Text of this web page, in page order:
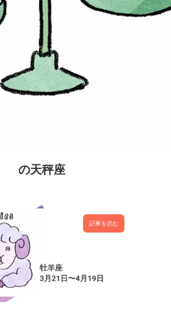
の天秤座
記事を読む